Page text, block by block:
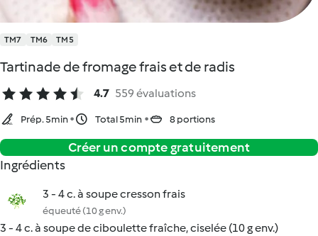
TM7 TM6 TM5
Tartinade de fromage frais et de radis
4.7 559 évaluations
Prép. 5min Total 5min 8 portions
Créer un compte gratuitement
Ingrédients
3 - 4 c. à soupe cresson frais
équeuté (10 g env.)
3 - 4 c. à soupe de ciboulette fraîche, ciselée (10 g env.)